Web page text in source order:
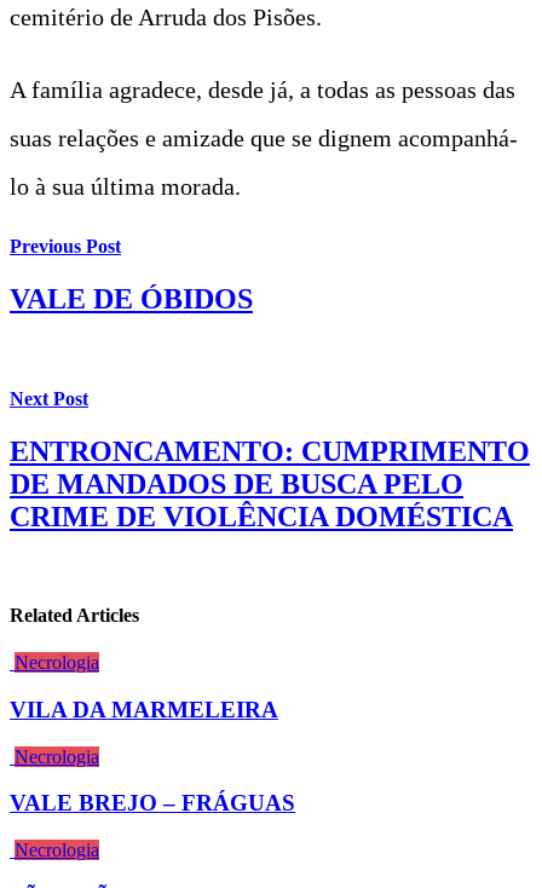
cemitério de Arruda dos Pisões.
A família agradece, desde já, a todas as pessoas das
suas relações e amizade que se dignem acompanhá-
lo à sua última morada.
Previous Post
VALE DE ÓBIDOS
Next Post
ENTRONCAMENTO: CUMPRIMENTO
DE MANDADOS DE BUSCA PELO
CRIME DE VIOLÊNCIA DOMÉSTICA
Related Articles
Necrologia
VILA DA MARMELEIRA
Necrologia
VALE BREJO – FRÁGUAS
Necrologia